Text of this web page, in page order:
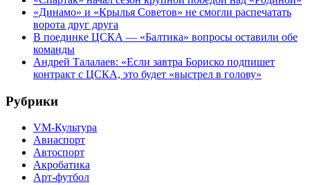
«Динамо» и «Крылья Советов» не смогли распечатать
ворота друг друга
В поединке ЦСКА — «Балтика» вопросы оставили обе
команды
Андрей Талалаев: «Если завтра Бориско подпишет
контракт с ЦСКА, это будет «выстрел в голову»
Рубрики
VM-Культура
Авиаспорт
Автоспорт
Акробатика
Арт-футбол